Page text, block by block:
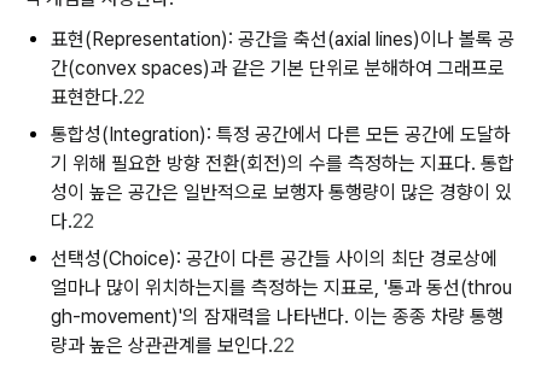
표현(Representation): 공간을 축선(axial lines)이나 볼록 공
간(convex spaces)과 같은 기본 단위로 분해하여 그래프로
표현한다.22
통합성(Integration): 특정 공간에서 다른 모든 공간에 도달하
기 위해 필요한 방향 전환(회전)의 수를 측정하는 지표다. 통합
성이 높은 공간은 일반적으로 보행자 통행량이 많은 경향이 있
다.22
선택성(Choice): 공간이 다른 공간들 사이의 최단 경로상에
얼마나 많이 위치하는지를 측정하는 지표로, '통과 동선(throu
gh-movement)'의 잠재력을 나타낸다. 이는 종종 차량 통행
량과 높은 상관관계를 보인다.22